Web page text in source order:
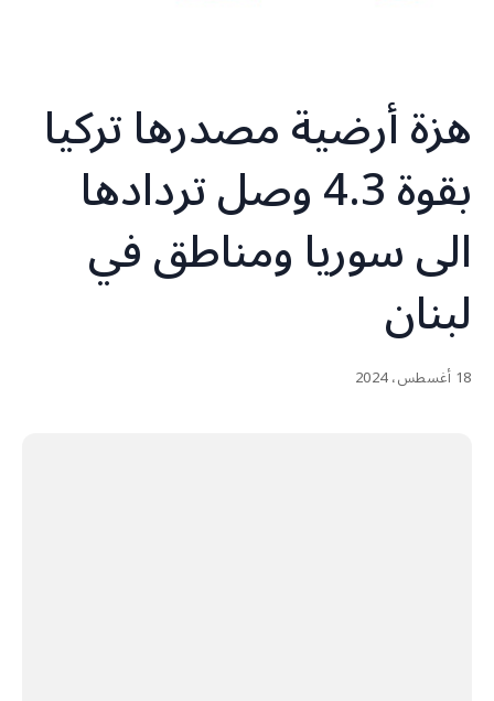
هزة أرضية مصدرها تركيا
بقوة 4.3 وصل تردادها
الى سوريا ومناطق في
لبنان
18 أغسطس، 2024